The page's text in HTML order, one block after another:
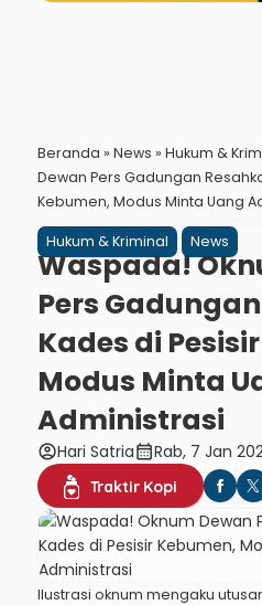
Beranda » News » Hukum &
Dewan Pers Gadungan
Kebumen, Modus Minta Uang
Hukum & Kriminal News
Waspada!
Pers
Kades di
Modus Minta
Administrasi
account_circleHari Satriacalendar_monthRab, 7 Jan
Traktir Kopi
Ilustrasi oknum mengaku